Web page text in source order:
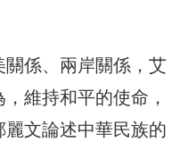
係、兩岸關係，艾
維持和平的使命，
文論述中華民族的